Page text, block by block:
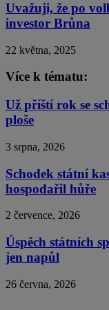
Uvažuji, že po
investor Brůna
22 května, 2025
Více k tématu:
Už příští rok se
ploše
3 srpna, 2026
Schodek státní
hospodařil hůře
2 července, 2026
Úspěch státních
jen napůl
26 června, 2026